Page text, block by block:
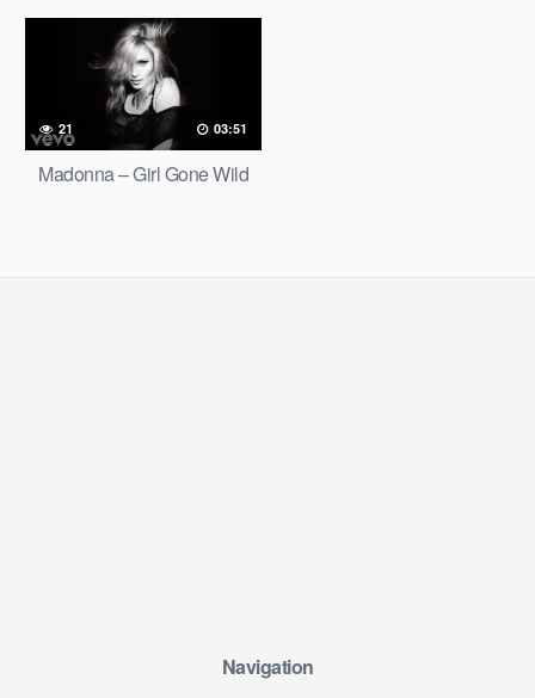
21 03:51
Madonna – Girl Gone Wild
Navigation